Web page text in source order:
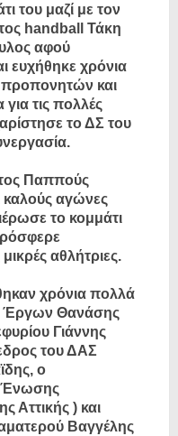
του μαζί με τον
handball Τάκη
αφού
ευχήθηκε χρόνια
και
τις πολλές
το ΔΣ του
Παππούς
καλούς αγώνες
το κομμάτι
αθλήτριες.
χρόνια πολλά
Έργων Θανάσης
Γιάννης
του ΔΑΣ
ο
Ένωσης
Αττικής ) και
Βαγγέλης